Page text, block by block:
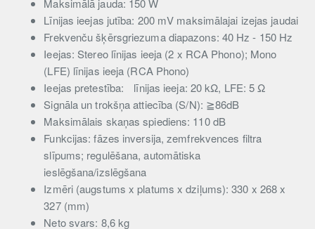
Maksimālā jauda: 150 W
Līnijas ieejas jutība: 200 mV maksimālajai izejas jaudai
Frekvenču šķērsgriezuma diapazons: 40 Hz - 150 Hz
Ieejas: Stereo līnijas ieeja (2 x RCA Phono); Mono
(LFE) līnijas ieeja (RCA Phono)
Ieejas pretestība:
līnijas ieeja: 20 kΩ, LFE: 5 Ω
Signāla un trokšņa attiecība (S/N): ≧86dB
Maksimālais skaņas spiediens: 110 dB
Funkcijas: fāzes inversija, zemfrekvences filtra
slīpums; regulēšana, automātiska
ieslēgšana/izslēgšana
Izmēri (augstums x platums x dziļums): 330 x 268 x
327 (mm)
Neto svars: 8,6 kg